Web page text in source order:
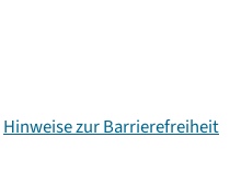
Hinweise zur Barrierefreiheit